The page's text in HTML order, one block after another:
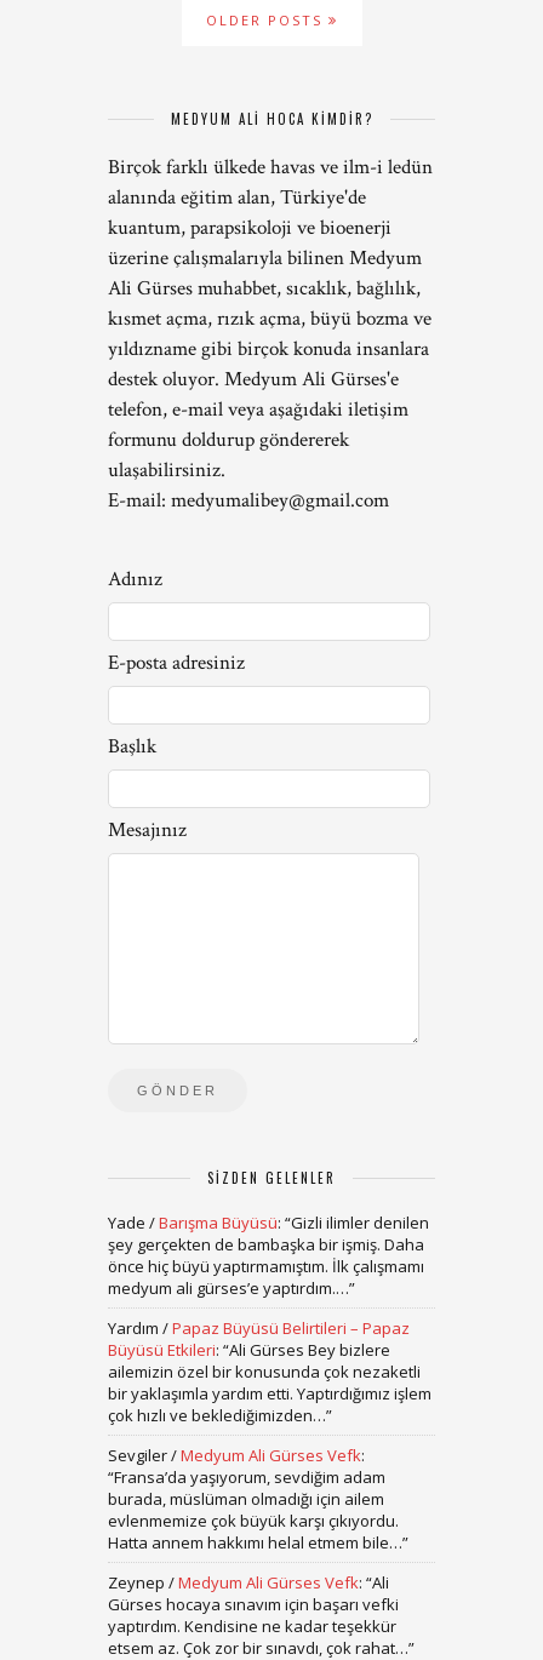
OLDER POSTS
MEDYUM ALİ HOCA KİMDİR?
Birçok farklı ülkede havas ve ilm-i ledün
alanında eğitim alan, Türkiye'de
kuantum, parapsikoloji ve bioenerji
üzerine çalışmalarıyla bilinen Medyum
Ali Gürses muhabbet, sıcaklık, bağlılık,
kısmet açma, rızık açma, büyü bozma ve
yıldızname gibi birçok konuda insanlara
destek oluyor. Medyum Ali Gürses'e
telefon, e-mail veya aşağıdaki iletişim
formunu doldurup göndererek
ulaşabilirsiniz.
E-mail: medyumalibey@gmail.com
Adınız
E-posta adresiniz
Başlık
Mesajınız
SIZDEN GELENLER
Yade /Barışma Büyüsü: “Gizli ilimler denilen
şey gerçekten de bambaşka bir işmiş. Daha
önce hiç büyü yaptırmamıştım. İlk çalışmamı
medyum ali gürses’e yaptırdım.…”
Yardım /Papaz Büyüsü Belirtileri – Papaz
Büyüsü Etkileri: “Ali Gürses Bey bizlere
ailemizin özel bir konusunda çok nezaketli
bir yaklaşımla yardım etti. Yaptırdığımız işlem
çok hızlı ve beklediğimizden…”
Sevgiler/Medyum Ali Gürses Vefk:
“Fransa’da yaşıyorum, sevdiğim adam
burada, müslüman olmadığı için ailem
evlenmemize çok büyük karşı çıkıyordu.
Hatta annem hakkımı helal etmem bile…”
Zeynep /Medyum Ali Gürses Vefk: “Ali
Gürses hocaya sınavım için başarı vefki
yaptırdım. Kendisine ne kadar teşekkür
etsem az. Çok zor bir sınavdı, çok rahat…”